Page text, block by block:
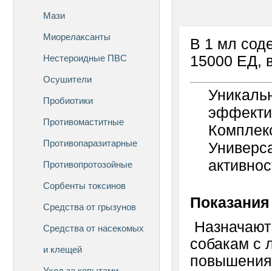
Мази
Миорелаксанты
Нестероидные ПВС
Осушители
Пробиотики
Противомаститные
Противопаразитарные
Противопротозойные
Сорбенты токсинов
Средства от грызунов
Средства от насекомых
и клещей
В 1 мл
15000 ЕД,
собакам с
повышения